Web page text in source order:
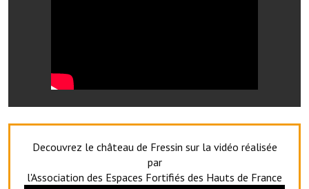
Biens à louer
Terrains et maisons à vendre
Etablissements scolaires
Decouvrez le château de Fressin sur la vidéo réalisée
par
l'Association des Espaces Fortifiés des Hauts de France